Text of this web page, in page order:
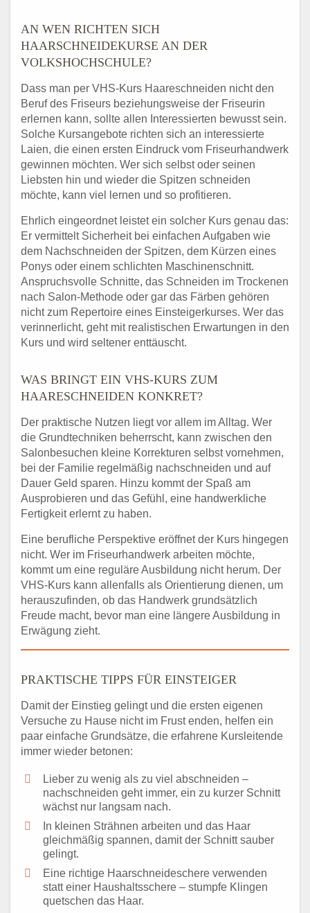
AN WEN RICHTEN SICH
HAARSCHNEIDEKURSE AN DER
VOLKSHOCHSCHULE?
Dass man per VHS-Kurs Haareschneiden nicht den
Beruf des Friseurs beziehungsweise der Friseurin
erlernen kann, sollte allen Interessierten bewusst sein.
Solche Kursangebote richten sich an interessierte
Laien, die einen ersten Eindruck vom Friseurhandwerk
gewinnen möchten. Wer sich selbst oder seinen
Liebsten hin und wieder die Spitzen schneiden
möchte, kann viel lernen und so profitieren.
Ehrlich eingeordnet leistet ein solcher Kurs genau das:
Er vermittelt Sicherheit bei einfachen Aufgaben wie
dem Nachschneiden der Spitzen, dem Kürzen eines
Ponys oder einem schlichten Maschinenschnitt.
Anspruchsvolle Schnitte, das Schneiden im Trockenen
nach Salon-Methode oder gar das Färben gehören
nicht zum Repertoire eines Einsteigerkurses. Wer das
verinnerlicht, geht mit realistischen Erwartungen in den
Kurs und wird seltener enttäuscht.
WAS BRINGT EIN VHS-KURS ZUM
HAARESCHNEIDEN KONKRET?
Der praktische Nutzen liegt vor allem im Alltag. Wer
die Grundtechniken beherrscht, kann zwischen den
Salonbesuchen kleine Korrekturen selbst vornehmen,
bei der Familie regelmäßig nachschneiden und auf
Dauer Geld sparen. Hinzu kommt der Spaß am
Ausprobieren und das Gefühl, eine handwerkliche
Fertigkeit erlernt zu haben.
Eine berufliche Perspektive eröffnet der Kurs hingegen
nicht. Wer im Friseurhandwerk arbeiten möchte,
kommt um eine reguläre Ausbildung nicht herum. Der
VHS-Kurs kann allenfalls als Orientierung dienen, um
herauszufinden, ob das Handwerk grundsätzlich
Freude macht, bevor man eine längere Ausbildung in
Erwägung zieht.
PRAKTISCHE TIPPS FÜR EINSTEIGER
Damit der Einstieg gelingt und die ersten eigenen
Versuche zu Hause nicht im Frust enden, helfen ein
paar einfache Grundsätze, die erfahrene Kursleitende
immer wieder betonen:
Lieber zu wenig als zu viel abschneiden –
nachschneiden geht immer, ein zu kurzer Schnitt
wächst nur langsam nach.
In kleinen Strähnen arbeiten und das Haar
gleichmäßig spannen, damit der Schnitt sauber
gelingt.
Eine richtige Haarschneideschere verwenden
statt einer Haushaltsschere – stumpfe Klingen
quetschen das Haar.